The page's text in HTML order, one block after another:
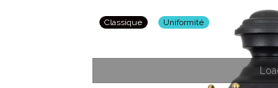
Classique Uniformité